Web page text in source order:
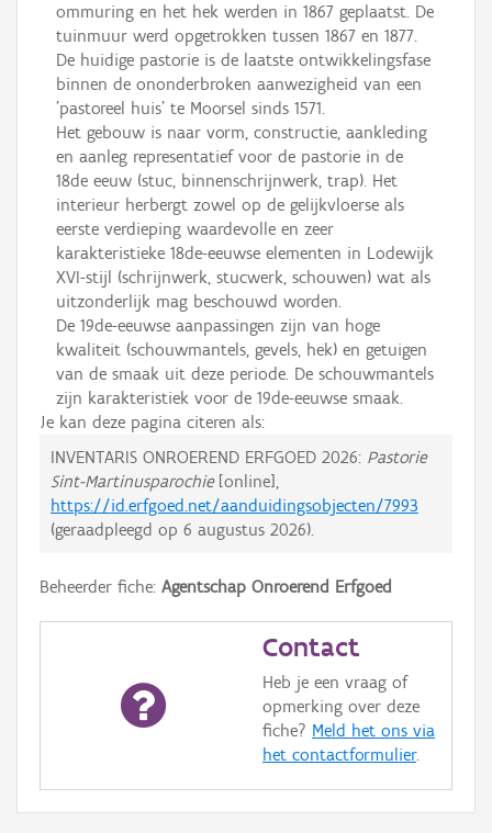
ommuring en het hek werden in 1867 geplaatst. De
tuinmuur werd opgetrokken tussen 1867 en 1877.
De huidige pastorie is de laatste ontwikkelingsfase
binnen de ononderbroken aanwezigheid van een
'pastoreel huis' te Moorsel sinds 1571.
Het gebouw is naar vorm, constructie, aankleding
en aanleg representatief voor de pastorie in de
18de eeuw (stuc, binnenschrijnwerk, trap). Het
interieur herbergt zowel op de gelijkvloerse als
eerste verdieping waardevolle en zeer
karakteristieke 18de-eeuwse elementen in Lodewijk
XVI-stijl (schrijnwerk, stucwerk, schouwen) wat als
uitzonderlijk mag beschouwd worden.
De 19de-eeuwse aanpassingen zijn van hoge
kwaliteit (schouwmantels, gevels, hek) en getuigen
van de smaak uit deze periode. De schouwmantels
zijn karakteristiek voor de 19de-eeuwse smaak.
Je kan deze pagina citeren als:
INVENTARIS ONROEREND ERFGOED 2026: Pastorie
Sint-Martinusparochie[online],
https://id.erfgoed.net/aanduidingsobjecten/7993
(geraadpleegd op 6 augustus 2026).
Beheerder fiche: Agentschap Onroerend Erfgoed
Contact
Heb je een vraag of
opmerking over deze
fiche? Meld het ons via
het contactformulier.